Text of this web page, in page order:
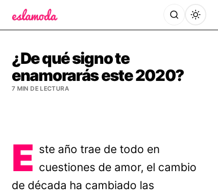
¿De qué signo te
enamorarás este 2020?
7 MIN DE LECTURA
E ste año trae de todo en
cuestiones de amor, el cambio
de década ha cambiado las